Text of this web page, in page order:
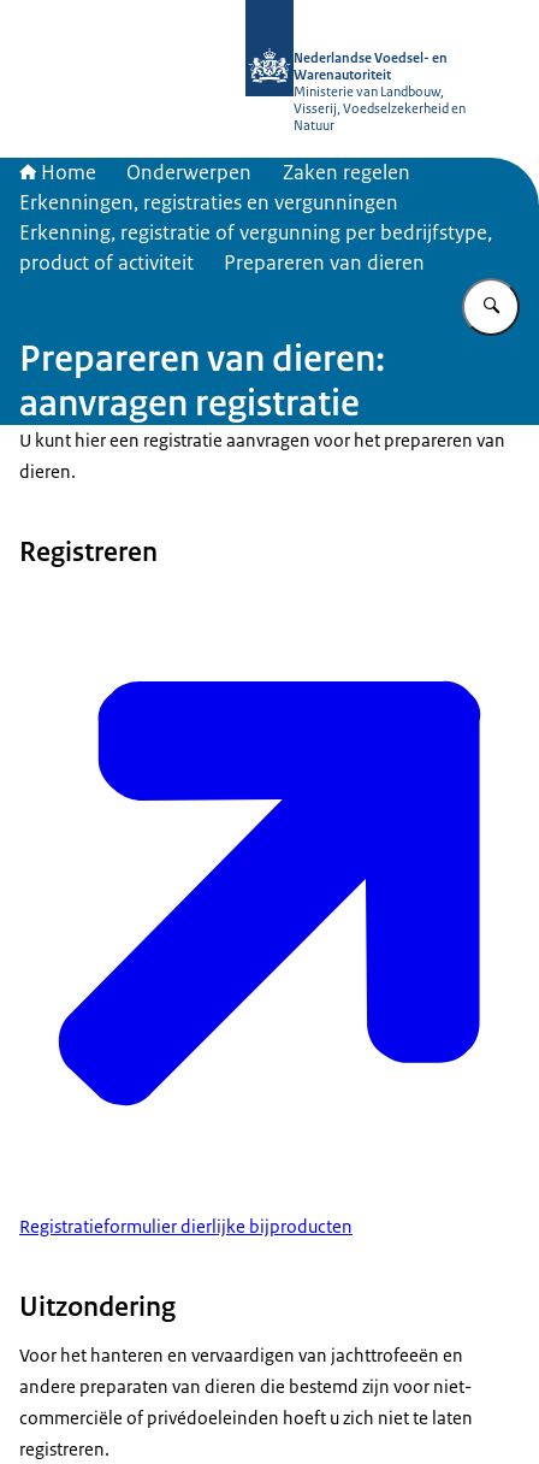
Nederlandse Voedsel- en
Warenautoriteit
Ministerie van Landbouw,
Visserij, Voedselzekerheid en
Natuur
Home Onderwerpen
Zaken regelen
Erkenningen, registraties en vergunningen
Erkenning, registratie of vergunning per bedrijfstype,
product of activiteit
Prepareren van dieren
Prepareren van dieren:
aanvragen registratie
U kunt hier een registratie aanvragen voor het prepareren van
dieren.
Registreren
Registratieformulier dierlijke bijproducten
Uitzondering
Voor het hanteren en vervaardigen van jachttrofeeën en
andere preparaten van dieren die bestemd zijn voor niet-
commerciële of privédoeleinden hoeft u zich niet te laten
registreren.